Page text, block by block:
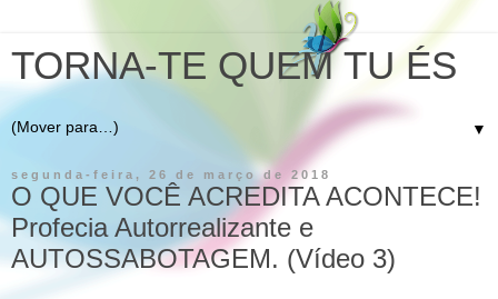
TORNA-TE QUEM TU ÉS
▼
segunda-feira, 26 de março de 2018
O QUE VOCÊ ACREDITA ACONTECE!
Profecia Autorrealizante e
AUTOSSABOTAGEM. (Vídeo 3)